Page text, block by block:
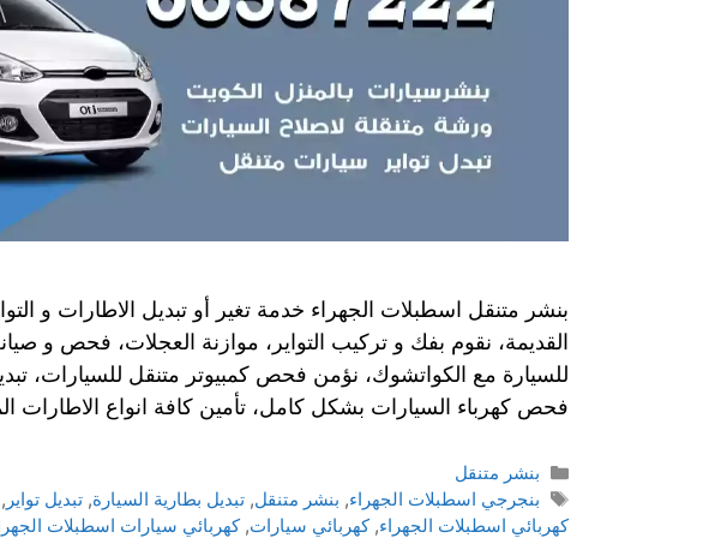
بنشر متنقل اسطبلات الجهراء خدمة تغير أو تبديل الاطارات و
القديمة، نقوم بفك و تركيب التواير، موازنة العجلات، فحص و
للسيارة مع الكواتشوك، نؤمن فحص كمبيوتر متنقل للسيارات،
فحص كهرباء السيارات بشكل كامل، تأمين كافة انواع الاطارات
بنشر متنقل
بنجرجي اسطبلات الجهراء, بنشر متنقل,تبديل بطارية السيارة,تبديل تواير
كهربائي اسطبلات الجهراء,كهربائي سيارات,كهربائي سيارات اسطبلات